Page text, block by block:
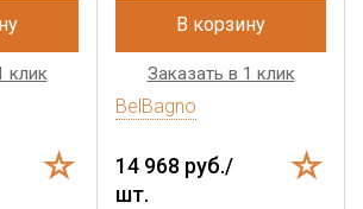
клик
В корзину
Заказать в 1 клик
BelBagno
14 968 руб./
шт.